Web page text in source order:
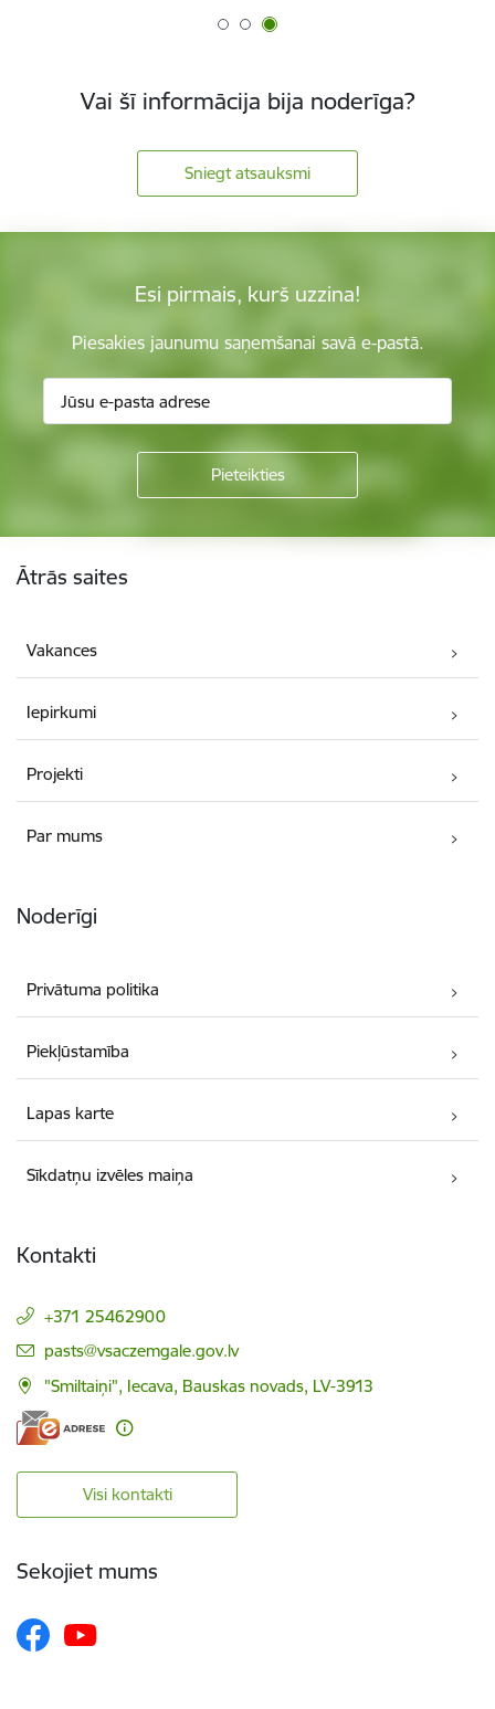
Vai šī informācija bija noderīga?
Sniegt atsauksmi
Esi pirmais, kurš uzzina!
Piesakies jaunumu saņemšanai savā e-pastā.
Ātrās saites
Vakances
Iepirkumi
Projekti
Par mums
Noderīgi
Privātuma politika
Piekļūstamība
Lapas karte
Sīkdatņu izvēles maiņa
Kontakti
+371 25462900
E-pasts:
pasts@vsaczemgale.gov.lv
"Smiltaiņi", Iecava, Bauskas novads, LV-3913
Visi kontakti
Sekojiet mums